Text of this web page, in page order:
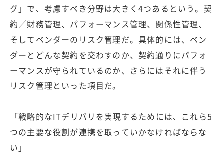
グ」で、考慮すべき分野は大きく4つあるという。契
約／財務管理、パフォーマンス管理、関係性管理、
そしてベンダーのリスク管理だ。具体的には、ベン
ダーとどんな契約を交わすのか、契約通りにパフォ
ーマンスが守られているのか、さらにはそれに伴う
リスク管理といった項目だ。
「戦略的なITデリバリを実現するためには、これら5
つの主要な役割が連携を取っていかなければならな
い」